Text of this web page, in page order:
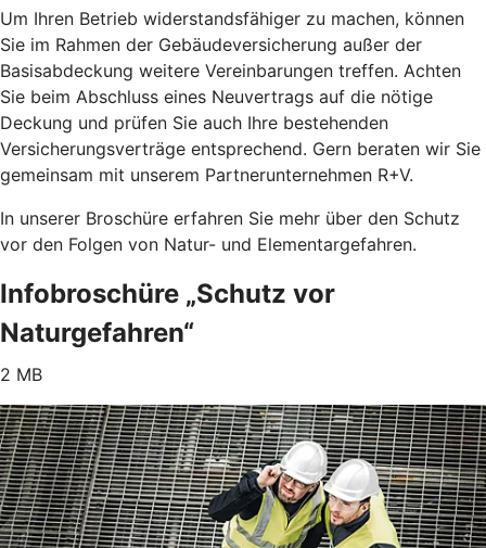
Um Ihren Betrieb widerstandsfähiger zu machen, können
Sie im Rahmen der Gebäudeversicherung außer der
Basisabdeckung weitere Vereinbarungen treffen. Achten
Sie beim Abschluss eines Neuvertrags auf die nötige
Deckung und prüfen Sie auch Ihre bestehenden
Versicherungsverträge entsprechend. Gern beraten wir Sie
gemeinsam mit unserem Partnerunternehmen R+V.
In unserer Broschüre erfahren Sie mehr über den Schutz
vor den Folgen von Natur- und Elementargefahren.
Infobroschüre „Schutz vor
Naturgefahren“
2 MB